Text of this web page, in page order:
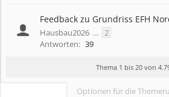
Feedback zu Grundriss EFH
Hausbau2026 ... 2
Antworten: 39
Thema 1 bis 20 von
Optionen für die